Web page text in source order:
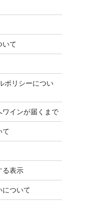
いて
ポリシーについ
ワインが届くまで
て
る表示
について